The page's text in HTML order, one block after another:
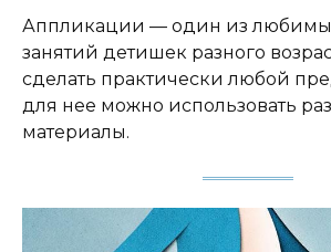
Аппликации — один из
занятий детишек разного
сделать практически любой
для нее можно использовать
материалы.